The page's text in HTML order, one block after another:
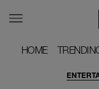
HOME
HOME TRENDING